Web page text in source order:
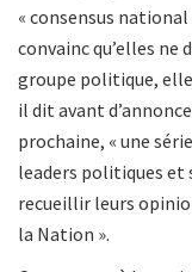
« consensus national
convainc qu’elles ne
groupe politique,
il dit avant
prochaine, « une
leaders politiques et
recueillir leurs
la Nation ».